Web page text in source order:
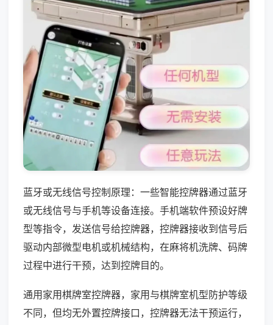
蓝牙或无线信号控制原理：一些智能控牌器通过蓝牙
或无线信号与手机等设备连接。手机端软件预设好牌
型等指令，发送信号给控牌器，控牌器接收到信号后
驱动内部微型电机或机械结构，在麻将机洗牌、码牌
过程中进行干预，达到控牌目的。
通用家用棋牌室控牌器，家用与棋牌室机型防护等级
不同，但均无外置控牌接口，控牌器无法干预运行，